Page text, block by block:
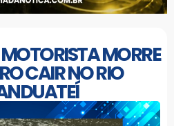
MORRE
CAIR NO RIO